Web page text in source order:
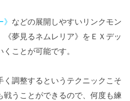
などの展開しやすいリンクモン
《夢見るネムレリア》をＥＸデッ
ことが可能です。
く調整するというテクニックこそ
戦うことができるので、何度も練